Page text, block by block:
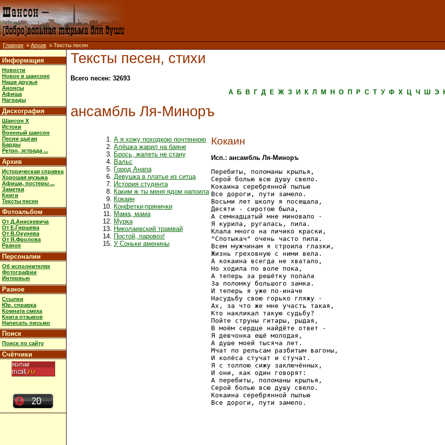
Главная » Архив » Тексты песен
Информация
Новости
Новое в шансоне
Наши друзья
Анонсы
Афиша
Награды
Дискография
Шансон X
Истоки
Военный шансон
Песни цыган
Барды
Ретро, эстрада ...
Архив
Историческая справка
Хорошая музыка
Афиши, постеры ...
Заметки
Книги
Тексты песен
Фотоальбом
От Д.Анискевича
От Е.Гиршева
От В.Окунева
От Я.Фролова
Разное
Персоналии
Об исполнителях
Фотографии
Интервью
Разное
Ссылки
Юр. справка
Комната смеха
Книга отзывов
Написать письмо
Поиск
Поиск по сайту
Счётчики
Тексты песен, стихи
Всего песен: 32693
А
Б В Г Д Е Ж З И К Л М Н О П Р С Т У Ф Х Ц Ч Ш Э
ансамбль Ля-Миноръ
А я хожу походкою почтенною
Алёшка жарил на баяне
Брось, жалеть не стану
Вальс
Город Анапа
Девушка в платье из ситца
История студента
Каким ж ты меня ядом напоила
Кокаин
Конфетки-прянички
Мама, мама
Мурка
Николаевский трамвай
Постой, паровоз!
У Соньки аменины
Кокаин
Исп.: ансамбль Ля-Миноръ
Перебиты, поломаны крылья,
Серой болью всю душу свело.
Кокаина серебрянной пылью
Все дороги, пути замело.
Восьми лет школу я посещала,
Десяти - сиротою была,
А семнадцатый мне миновало -
Я курила, ругалась, пила.
Клала много на личико краски,
"Спотыкач" очень часто пила.
Всем мужчинам я строила глазки,
Жизнь греховную с ними вела.
А кокаина всегда не хватало,
Но ходила по воле пока,
А теперь за решётку попала
За поломку большого замка.
И теперь я уже по-иначе
Насудьбу свою горько гляжу -
Ах, за что же мне участь такая,
Кто накликал такую судьбу?
Пойте струны гитары, рыдая,
В моём сердце найдёте ответ -
Я девчонка ещё молодая,
А душе моей тысяча лет.
Мчат по рельсам разбитым вагоны,
И колёса стучат и стучат.
Я с толпою сижу заключённых,
И они, как один говорят:
А перебиты, поломаны крылья,
Серой болью всю душу свело.
Кокаина серебрянной пылью